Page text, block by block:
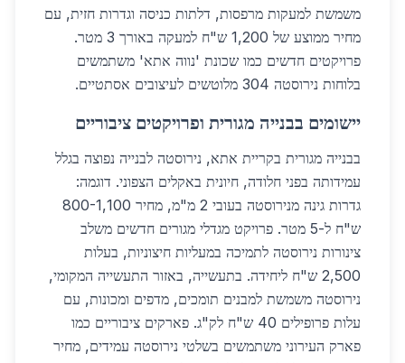
משמשת למעקות מרפסות, דלתות כניסה וגדרות חזית, עם
מחיר ממוצע של 1,200 ש"ח למעקה באורך 3 מטר.
פרויקטים חדשים כמו שכונת 'נווה אתא' משתמשים
בלוחות נירוסטה 304 מלוטשים לעיצובים אסתטיים.
יישומים בבנייה מגורית ופרויקטים ציבוריים
בבנייה מגורית בקריית אתא, נירוסטה לבנייה נפוצה בגלל
עמידותה בפני חלודה, חיונית באקלים הצפוני. דוגמה:
גדרות גינה מנירוסטה בעובי 2 מ"מ, מחיר 800-1,100
ש"ח ל-5 מטר. פרויקט מגדלי מגורים חדשים משלב
צינורות נירוסטה לתמיכה במעליות חיצוניות, בעלות
2,500 ש"ח ליחידה. בתעשייה, באזור התעשייה המקומי,
נירוסטה משמשת למבנים תומכים, מדפים ומכונות, עם
עלות פרופילים 40 ש"ח לק"ג. פארקים ציבוריים כמו
פארק העירוני משתמשים בשלטי נירוסטה עמידים, מחיר